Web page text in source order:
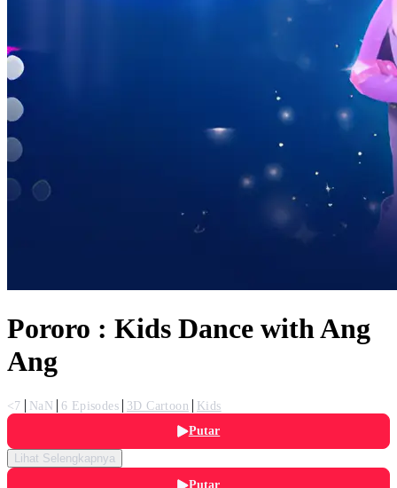
Pororo : Kids Dance with Ang
Ang
<7 NaN 6 Episodes 3D Cartoon
Kids
Putar
Lihat Selengkapnya
Putar